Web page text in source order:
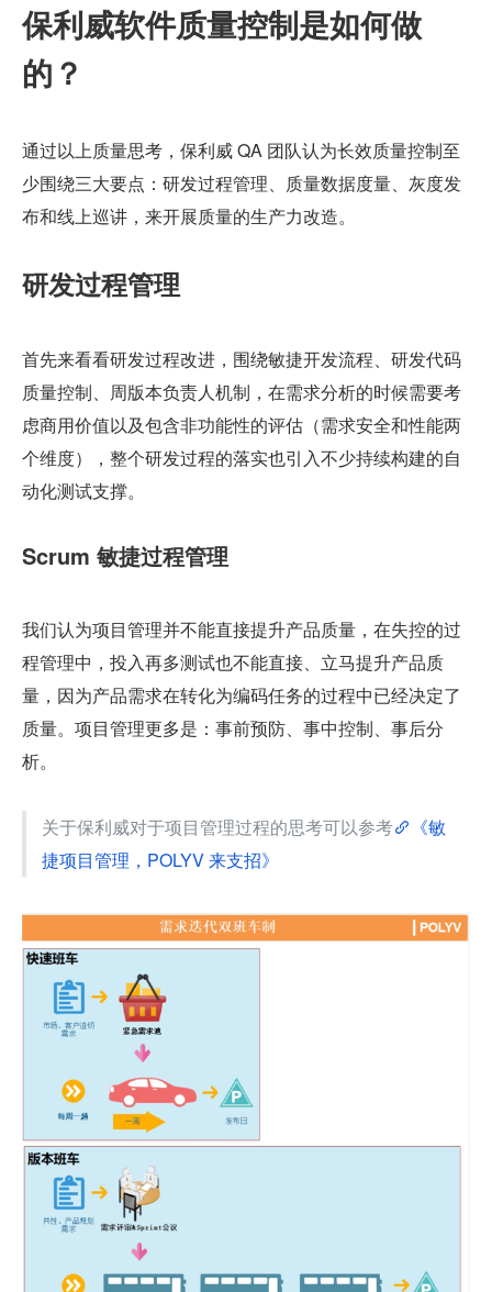
保利威软件质量控制是如何做
的？
通过以上质量思考，保利威 QA 团队认为长效质量控制至
少围绕三大要点：研发过程管理、质量数据度量、灰度发
布和线上巡讲，来开展质量的生产力改造。
研发过程管理
首先来看看研发过程改进，围绕敏捷开发流程、研发代码
质量控制、周版本负责人机制，在需求分析的时候需要考
虑商用价值以及包含非功能性的评估（需求安全和性能两
个维度），整个研发过程的落实也引入不少持续构建的自
动化测试支撑。
Scrum 敏捷过程管理
我们认为项目管理并不能直接提升产品质量，在失控的过
程管理中，投入再多测试也不能直接、立马提升产品质
量，因为产品需求在转化为编码任务的过程中已经决定了
质量。项目管理更多是：事前预防、事中控制、事后分
析。
关于保利威对于项目管理过程的思考可以参考
《敏
捷项目管理，POLYV 来支招》